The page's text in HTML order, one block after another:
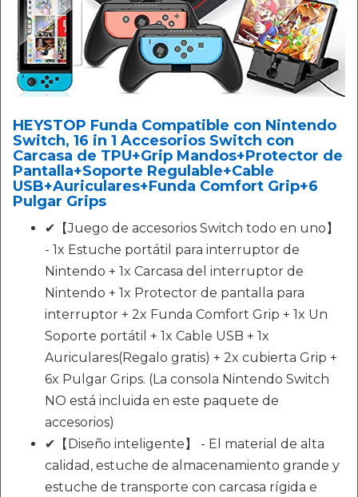
HEYSTOP Funda Compatible con Nintendo
Switch, 16 in 1 Accesorios Switch con
Carcasa de TPU+Grip Mandos+Protector de
Pantalla+Soporte Regulable+Cable
USB+Auriculares+Funda Comfort Grip+6
Pulgar Grips
✔【Juego de accesorios Switch todo en uno】
- 1x Estuche portátil para interruptor de
Nintendo + 1x Carcasa del interruptor de
Nintendo + 1x Protector de pantalla para
interruptor + 2x Funda Comfort Grip + 1x Un
Soporte portátil + 1x Cable USB + 1x
Auriculares(Regalo gratis) + 2x cubierta Grip +
6x Pulgar Grips. (La consola Nintendo Switch
NO está incluida en este paquete de
accesorios)
✔【Diseño inteligente】 - El material de alta
calidad, estuche de almacenamiento grande y
estuche de transporte con carcasa rígida e